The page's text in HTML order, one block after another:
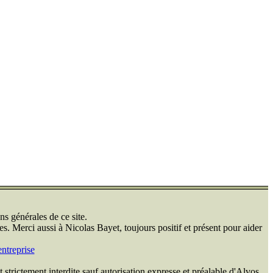
générales de ce site.
Merci aussi à Nicolas Bayet, toujours positif et présent pour aider